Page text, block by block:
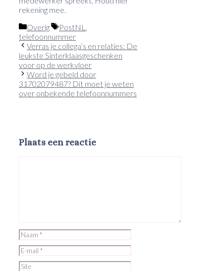
rekening mee.
Categorieën
Overig Tags
PostNL ,
telefoonnummer
Verras je collega’s en relaties: De
leukste Sinterklaasgeschenken
voor op de werkvloer
Word je gebeld door
31702079487? Dit moet je weten
over onbekende telefoonnummers
Plaats een reactie
Naam
E-
mail
Site